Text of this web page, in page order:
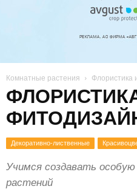
Комнатные растения Флористика
Декоративно-лиственные
Учимся создавать
растений